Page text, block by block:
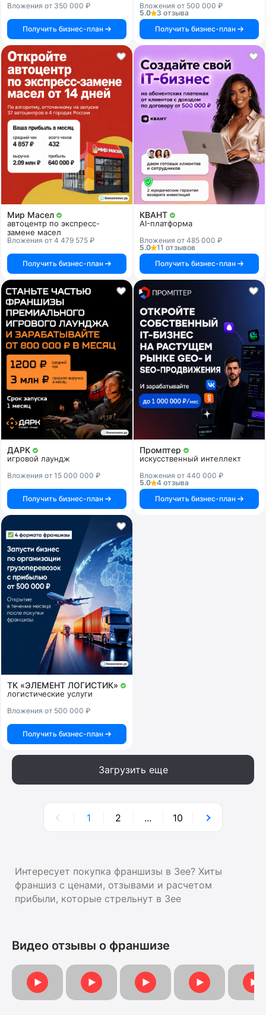
Вложения от 350 000 ₽
Получить бизнес-план
Вложения от 500 000 ₽
5.0
3 отзыва
Получить бизнес-план
Мир Масел
автоцентр по экспресс-
замене масел
Вложения от 4 479 575 ₽
Получить бизнес-план
КВАНТ
AI-платформа
Вложения от 485 000 ₽
5.0
11 отзывов
Получить бизнес-план
ДАРК
игровой лаундж
Вложения от 15 000 000 ₽
Получить бизнес-план
Промптер
искусственный интеллект
Вложения от 440 000 ₽
5.0
4 отзыва
Получить бизнес-план
ТК «ЭЛЕМЕНТ ЛОГИСТИК»
логистические услуги
Вложения от 500 000 ₽
Получить бизнес-план
Загрузить еще
1 2 ... 10
Интересует покупка франшизы в Зее? Хиты
франшиз с ценами, отзывами и расчетом
прибыли, которые стрельнут в Зее
Видео отзывы о франшизе
Видеоотзыв от Анны
Видеоотзыв Видеоотзыв от Марины
Видеоотзыв